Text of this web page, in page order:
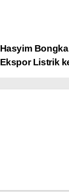
Hasyim
Ekspor Listrik